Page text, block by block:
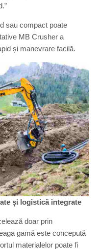
sau compact poate
MB Crusher a
și manevrare facilă.
și logistică integrate
doar prin
gamă este concepută
materialelor poate fi